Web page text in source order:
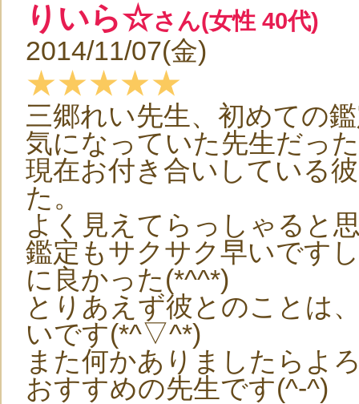
りいら☆さん(女性 40代)
2014/11/07(金)
★★★★★
三郷れい先生、初めての
気になっていた先生だっ
現在お付き合いしている
た。
よく見えてらっしゃると
鑑定もサクサク早いです
に良かった(*^^*)
とりあえず彼とのことは
いです(*^▽^*)
また何かありましたらよ
おすすめの先生です(^-^)